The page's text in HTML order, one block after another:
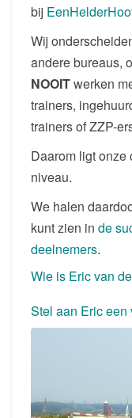
bij
Wij
andere bureaus,
NOOITwerken
trainers,
trainers of ZZP-
Daarom ligt onze
niveau.
We halen
kunt zien in de
deelnemers.
Wie is Eric van
Stel aan Eric een